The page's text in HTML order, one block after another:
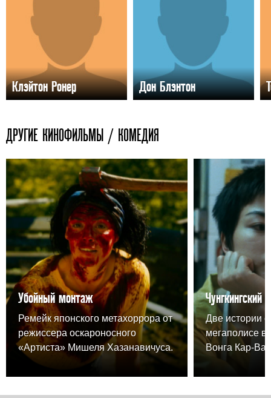
Клэйтон Ронер Дон Блэнтон
ДРУГИЕ КИНОФИЛЬМЫ / КОМЕДИЯ
Убойный монтаж
Ремейк японского метахоррора от
режиссера оскароносного
«Артиста» Мишеля Хазанавичуса.
Чунгкингский
Две истории
мегаполисе в
Вонга Кар-